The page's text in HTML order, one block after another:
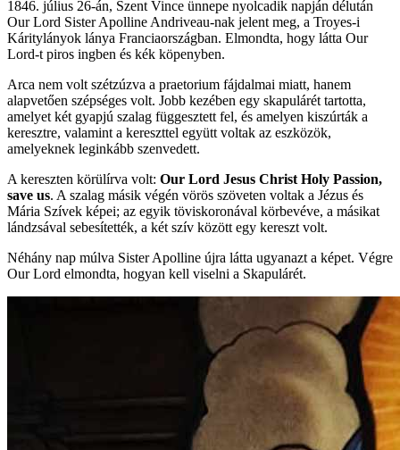
1846. július 26-án, Szent Vince ünnepe nyolcadik napján délután
Our Lord Sister Apolline Andriveau-nak jelent meg, a Troyes-i
Káritylányok lánya Franciaországban. Elmondta, hogy látta Our
Lord-t piros ingben és kék köpenyben.
Arca nem volt szétzúzva a praetorium fájdalmai miatt, hanem
alapvetően szépséges volt. Jobb kezében egy skapulárét tartotta,
amelyet két gyapjú szalag függesztett fel, és amelyen kiszúrták a
keresztre, valamint a kereszttel együtt voltak az eszközök,
amelyeknek leginkább szenvedett.
A kereszten körülírva volt: Our Lord Jesus Christ Holy Passion,
save us. A szalag másik végén vörös szöveten voltak a Jézus és
Mária Szívek képei; az egyik töviskoronával körbevéve, a másikat
lándzsával sebesítették, a két szív között egy kereszt volt.
Néhány nap múlva Sister Apolline újra látta ugyanazt a képet. Végre
Our Lord elmondta, hogyan kell viselni a Skapulárét.